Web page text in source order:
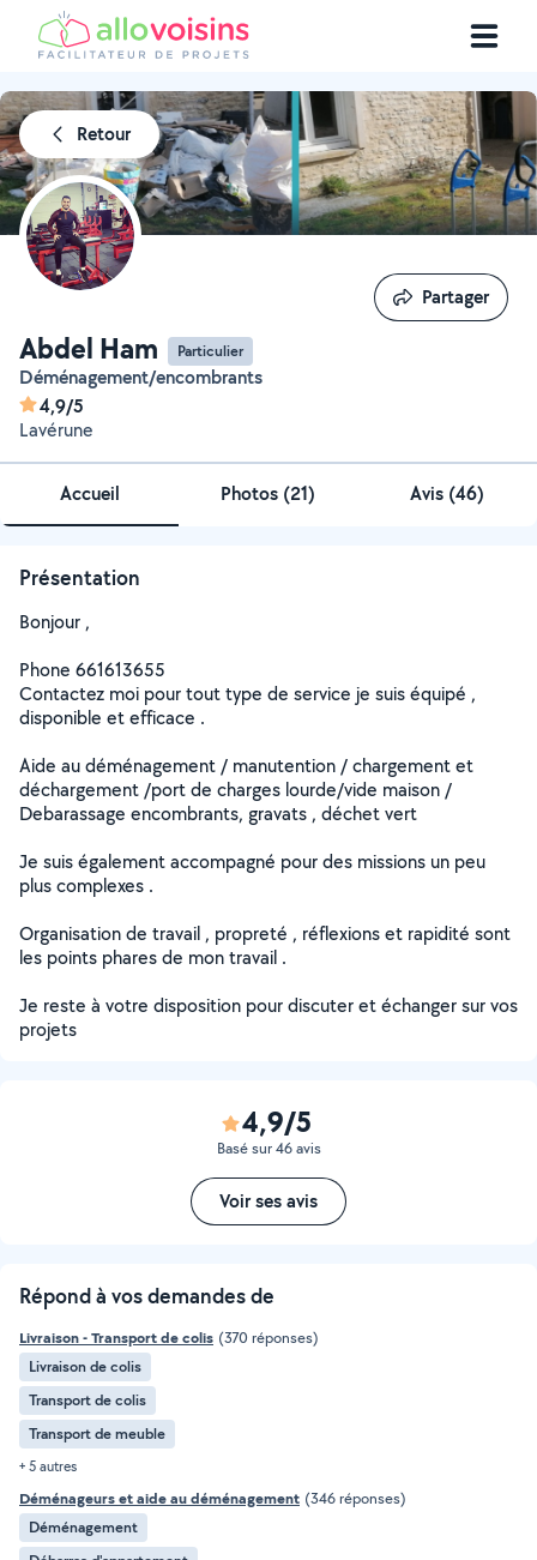
Retour
Abdel Ham Particulier
Déménagement/encombrants
4,9/5
Lavérune
Partager
Partager
Accueil Photos (21) Avis (46)
Présentation
Bonjour ,
Phone 661613655
Contactez moi pour tout type de service je suis équipé ,
disponible et efficace .
Aide au déménagement / manutention / chargement et
déchargement /port de charges lourde/vide maison /
Debarassage encombrants, gravats , déchet vert
Je suis également accompagné pour des missions un peu
plus complexes .
Organisation de travail , propreté , réflexions et rapidité sont
les points phares de mon travail .
Je reste à votre disposition pour discuter et échanger sur vos
projets
4,9/5
Basé sur 46 avis
Voir ses avis
Répond à vos demandes de
Livraison - Transport de colis (370 réponses)
Livraison de colis
Transport de colis
Transport de meuble
+ 5 autres
Déménageurs et aide au déménagement (346 réponses)
Déménagement